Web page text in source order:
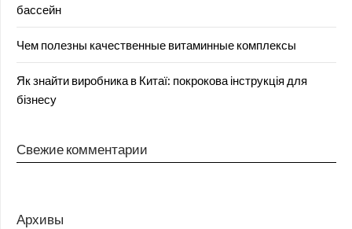
бассейн
Чем полезны качественные витаминные комплексы
Як знайти виробника в Китаї: покрокова інструкція для
бізнесу
Свежие комментарии
Архивы